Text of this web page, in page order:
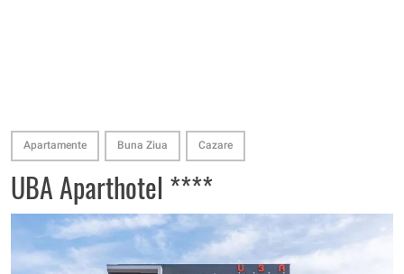
Apartamente Buna Ziua Cazare
UBA Aparthotel ****